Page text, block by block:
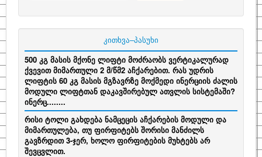
კითხვა–პასუხი
500 კგ მასის მქონე ლიფტი მოძრაობს ვერტიკალურად
ქვევით მიმართული 2 მ/წმ2 აჩქარებით. რას უდრის
ლიფტის 60 კგ მასის მგზავრზე მოქმედი ინერციის ძალის
მოდული ლიფტთან დაკავშირებულ ათვლის სისტემაში?
ინერც........
რისი ტოლი გახდება ნამცეცის აჩქარების მოდული და
მიმართულება, თუ ფირფიტებს შორისი მანძილს
გავზრდით 3-ჯერ, ხოლო ფირფიტების მუხტებს არ
შევცვლით.